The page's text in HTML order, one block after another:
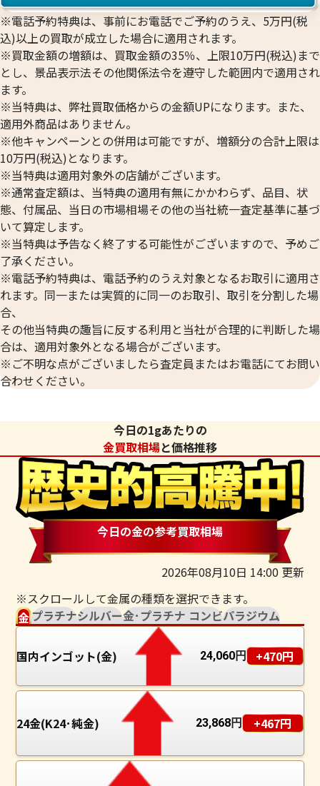
※電話予約特典は、事前にお電話でご予約のうえ、5万円(税
込)以上の買取が成立した場合に適用されます。
※買取金額の増額は、買取金額の35％、上限10万円(税込)まで
とし、景品表示法その他関係法令を遵守した範囲内で適用され
ます。
※当特典は、弊社買取価格からの金額UPになります。また、
適用外商品はありません。
※他キャンペーンとの併用は可能ですが、増額分の合計上限は
10万円(税込)となります。
※当特典は適用対象外の店舗がございます。
※通常査定額は、当特典の適用有無にかかわらず、品目、状
態、付属品、当日の市場相場その他の当社統一査定基準に基づ
いて算定します。
※当特典は予告なく終了する可能性がございますので、予めご
了承ください。
※電話予約特典は、電話予約のうえ対象となるお取引に適用さ
れます。同一または実質的に同一のお取引、取引を分割した場
合、
その他当特典の趣旨に反する利用と当社が合理的に判断した場
合は、適用対象外となる場合がございます。
※ご不明な点がございましたら査定員またはお電話にてお問い
合わせください。
今日の1gあたりの
金買取相場と価格推移
今日の金の参考買取相場
2026年08月10日 14:00 更新
※スクロールして金属の種類を選択できます。
金プラチナシルバー金･プラチナ コンビパラジウム
国内インゴット(金) 24,060円 +470円
24金(K24･純金) 23,868円 +467円